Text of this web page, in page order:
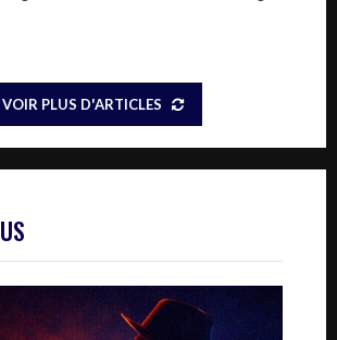
VOIR PLUS D'ARTICLES